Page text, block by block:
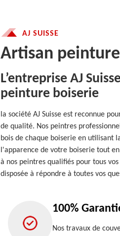
AJ SUISSE
Artisan
L’entreprise AJ
peinture boiserie
la société AJ Suisse est reconnue
de qualité. Nos peintres
bois de chaque boiserie en utilisant
l'apparence de votre boiserie tout
à nos peintres qualifiés pour tous
disposée à répondre à toutes vos
100%
Nos travaux de